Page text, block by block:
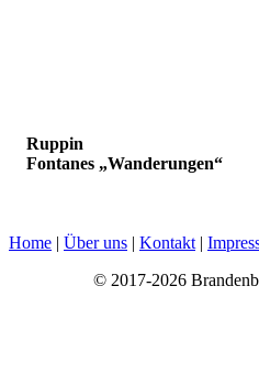
Ruppin
Fontanes „Wanderungen“
Home | Über uns | Kontakt |
© 2017-2026